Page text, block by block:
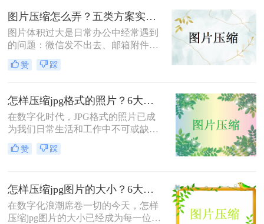
图片压缩怎么弄？五类方案实测对比，一张表看懂怎么选！
图片体积过大是日常办公中经常遇到
的问题：微信发不出去、邮箱附件超
限、网页上传被拒、本地存储吃紧。
不同压缩方法在压缩率、画质损失、
可能导致图片模糊到无法使用，或者
压缩后体积几乎没变。
赞 踩
怎样压缩jpg格式的照片？6大高效方法全攻略！
在数字化时代，JPG格式的照片已成
为我们日常生活和工作中不可或缺的
一部分。然而，随着拍照设备像素的
不断提升，照片文件体积也越来越
片才能既减小体积又不损失画质呢？
本文将从专业经验出发，为您详细介
绍6种实测有效的压缩方案。
赞 踩
怎样压缩jpg图片的大小？6大实战方法，让你的图片"瘦身"成功！
在数字化浪潮席卷一切的今天，怎样
压缩jpg图片的大小已经成为每一位职